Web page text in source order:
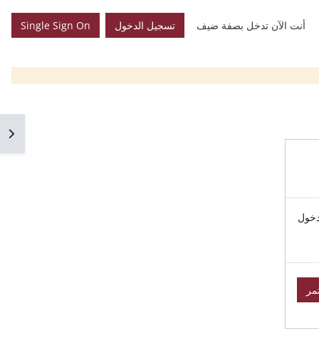
أنت الآن تدخل بصفة ضيف تسجيل الدخول Single Sign On